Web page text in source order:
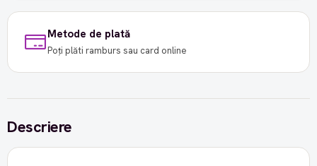
Metode de plată
Poți plăti ramburs sau card online
Descriere